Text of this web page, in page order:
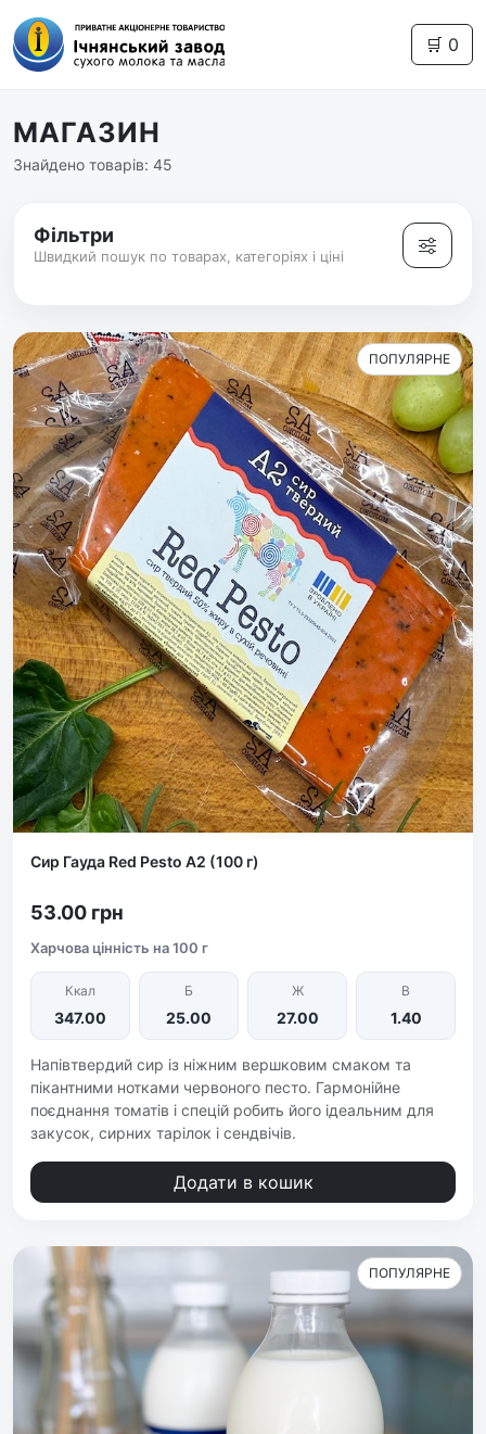
🛒 0
МАГАЗИН
Знайдено товарів: 45
Фільтри
Швидкий пошук по товарах, категоріях і ціні
ПОПУЛЯРНЕ
Сир Гауда Red Pesto А2 (100 г)
53.00 грн
Харчова цінність на 100 г
Ккал
347.00
Б
25.00
Ж
27.00
В
1.40
Напівтвердий сир із ніжним вершковим смаком та
пікантними нотками червоного песто. Гармонійне
поєднання томатів і спецій робить його ідеальним для
закусок, сирних тарілок і сендвічів.
Додати в кошик
ПОПУЛЯРНЕ